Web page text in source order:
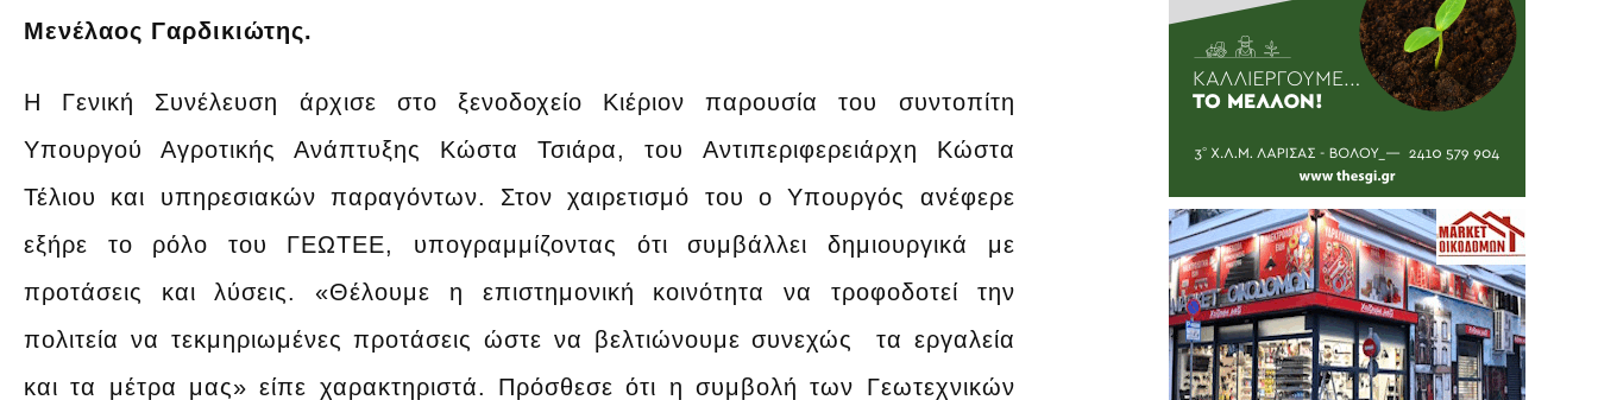
Μενέλαος Γαρδικιώτης.
Η Γενική Συνέλευση άρχισε στο ξενοδοχείο Κιέριον παρουσία του συντοπίτη
Υπουργού Αγροτικής Ανάπτυξης Κώστα Τσιάρα, του Αντιπεριφερειάρχη Κώστα
Τέλιου και υπηρεσιακών παραγόντων. Στον χαιρετισμό του ο Υπουργός ανέφερε
εξήρε το ρόλο του ΓΕΩΤΕΕ, υπογραμμίζοντας ότι συμβάλλει δημιουργικά με
προτάσεις και λύσεις. «Θέλουμε η επιστημονική κοινότητα να τροφοδοτεί την
πολιτεία να τεκμηριωμένες προτάσεις ώστε να βελτιώνουμε συνεχώς τα εργαλεία
και τα μέτρα μας» είπε χαρακτηριστά. Πρόσθεσε ότι η συμβολή των Γεωτεχνικών